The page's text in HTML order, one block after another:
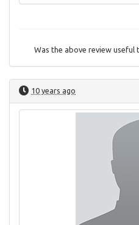
Was the above review useful
10 years ago